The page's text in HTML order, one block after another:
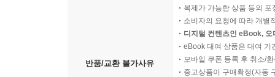
반품/교환 불가사유
복제가 가능한 상품 등의
소비자의 요청에 따라 개별
디지털 컨텐츠인 eBook,
eBook 대여 상품은 대여 기
모바일 쿠폰 등록 후 취소/
중고상품이 구매확정(자동